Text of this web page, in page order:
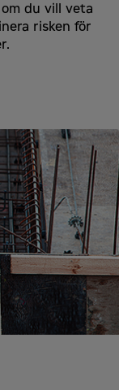
du vill veta
risken för